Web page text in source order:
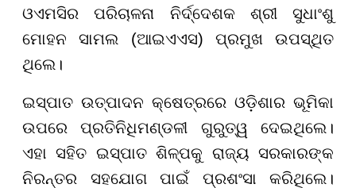
ଓଏମସିର ପରିଚାଳନା ନିର୍ଦ୍ଦେଶକ ଶ୍ରୀ ସୁଧାଂଶୁ
ମୋହନ ସାମଲ (ଆଇଏଏସ) ପ୍ରମୁଖ ଉପସ୍ଥିତ
ଥିଲେ।
ଇସ୍ପାତ ଉତ୍ପାଦନ କ୍ଷେତ୍ରରେ ଓଡ଼ିଶାର ଭୂମିକା
ଉପରେ ପ୍ରତିନିଧିମଣ୍ଡଳୀ ଗୁରୁତ୍ୱ ଦେଇଥିଲେ।
ଏହା ସହିତ ଇସ୍ପାତ ଶିଳ୍ପକୁ ରାଜ୍ୟ ସରକାରଙ୍କ
ନିରନ୍ତର ସହଯୋଗ ପାଇଁ ପ୍ରଶଂସା କରିଥିଲେ।